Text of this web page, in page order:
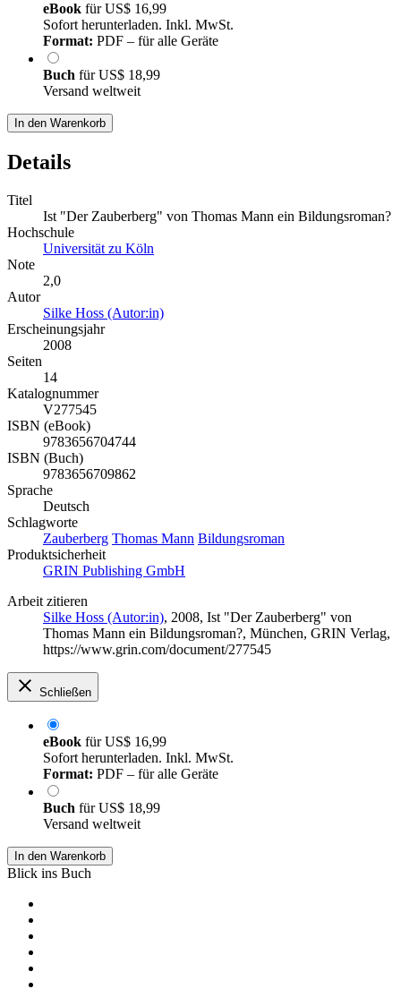
eBook fürUS$ 16,99
Sofort herunterladen. Inkl. MwSt.
Format: PDF – für alle Geräte
Buch fürUS$ 18,99
Versand weltweit
In den Warenkorb
Details
Titel
Ist "Der Zauberberg" von Thomas Mann ein Bildungsroman?
Hochschule
Universität zu Köln
Note
2,0
Autor
Silke Hoss (Autor:in)
Erscheinungsjahr
2008
Seiten
14
Katalognummer
V277545
ISBN (eBook)
9783656704744
ISBN (Buch)
9783656709862
Sprache
Deutsch
Schlagworte
Zauberberg Thomas Mann Bildungsroman
Produktsicherheit
GRIN Publishing GmbH
Arbeit zitieren
Silke Hoss (Autor:in), 2008, Ist "Der Zauberberg" von
Thomas Mann ein Bildungsroman?, München, GRIN Verlag,
https://www.grin.com/document/277545
Schließen
eBook fürUS$ 16,99
Sofort herunterladen. Inkl. MwSt.
Format: PDF – für alle Geräte
Buch fürUS$ 18,99
Versand weltweit
In den Warenkorb
Blick ins Buch